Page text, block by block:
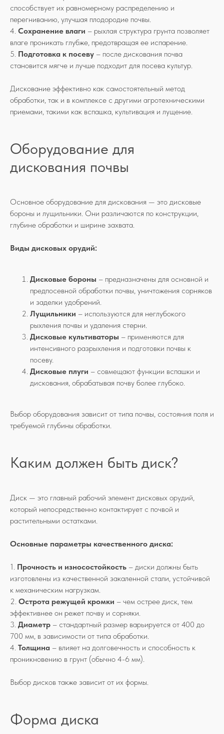
способствует их равномерному распределению и
перегниванию, улучшая плодородие почвы.
4. Сохранение влаги – рыхлая структура грунта позволяет
влаге проникать глубже, предотвращая ее испарение.
5. Подготовка к посеву – после дискования почва
становится мягче и лучше подходит для посева культур.
Дискование эффективно как самостоятельный метод
обработки, так и в комплексе с другими агротехническими
приемами, такими как вспашка, культивация и лущение.
Оборудование для
дискования почвы
Основное оборудование для дискования — это дисковые
бороны и лущильники. Они различаются по конструкции,
глубине обработки и ширине захвата.
Виды дисковых орудий:
Дисковые бороны – предназначены для основной и
предпосевной обработки почвы, уничтожения сорняков
и заделки удобрений.
Лущильники – используются для неглубокого
рыхления почвы и удаления стерни.
Дисковые культиваторы – применяются для
интенсивного разрыхления и подготовки почвы к
посеву.
Дисковые плуги – совмещают функции вспашки и
дискования, обрабатывая почву более глубоко.
Выбор оборудования зависит от типа почвы, состояния поля и
требуемой глубины обработки.
Каким должен быть диск?
Диск — это главный рабочий элемент дисковых орудий,
который непосредственно контактирует с почвой и
растительными остатками.
Основные параметры качественного диска:
1. Прочность и износостойкость – диски должны быть
изготовлены из качественной закаленной стали, устойчивой
к механическим нагрузкам.
2. Острота режущей кромки – чем острее диск, тем
эффективнее он режет почву и сорняки.
3. Диаметр – стандартный размер варьируется от 400 до
700 мм, в зависимости от типа обработки.
4. Толщина – влияет на долговечность и способность к
проникновению в грунт (обычно 4-6 мм).
Выбор дисков также зависит от их формы.
Форма диска